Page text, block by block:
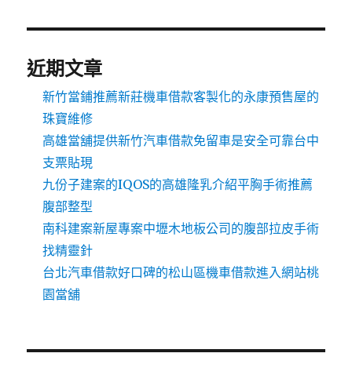
近期文章
新竹當鋪推薦新莊機車借款客製化的永康預售屋的
珠寶維修
高雄當舖提供新竹汽車借款免留車是安全可靠台中
支票貼現
九份子建案的IQOS的高雄隆乳介紹平胸手術推薦
腹部整型
南科建案新屋專案中壢木地板公司的腹部拉皮手術
找精靈針
台北汽車借款好口碑的松山區機車借款進入網站桃
園當舖